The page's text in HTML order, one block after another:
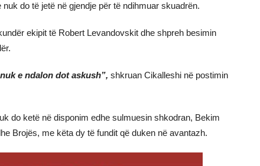
do të jetë në gjendje për të ndihmuar skuadrën.
ekipit të Robert Levandovskit dhe shpreh besimin
e ndalon dot askush”, shkruan Cikalleshi në postimin
do ketë në disponim edhe sulmuesin shkodran, Bekim
Brojës, me këta dy të fundit që duken në avantazh.